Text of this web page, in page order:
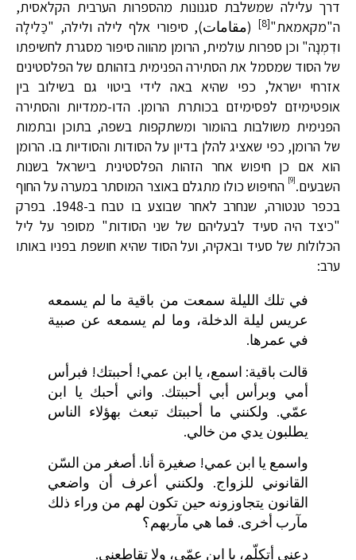
דרך עלילה שמשלבת סגנונות מהספרות הערבית הקלאסית,
ה"מקאמאת"[8]
(مقامات), סיפורי אלף לילה ולילה, "כַּלילָה
ודִמְנָה" וכן ספרות עולמית, הרומן מהווה סיפור מסגרת לחשיפתו
של הסוד שמסמל את הסתירה הפנימית בזהותם של הפלסטינים
אזרחי ישראל, כפי שהיא באה לידי ביטוי גם בשילוב בין
אופטימיזם לפסימיזם בכותרת הרומן. הדו-ממדיות והסתירה
הפנימית משולבות בהומור ומשתקפות בשפה, בתוכן ובתמות
של הרומן, כפי שאציג להלן בדיון על הסודות והסודיות בו. הרומן
הוא אם כן חיפוש אחר הזהות הפלסטינית בישראל בשנות
השבעים.[9]
החיפוש כולו מתגלם באוצר המוסתר במערה על החוף
בכפר טנטורה, שנחרב לאחר שבוצע בו טבח ב-1948. בפרק
"כיצד היה סעיד לבעליהם של שני הסודות" מסופר על ליל
הכלולות של סעיד ובאקיה, ועל הסוד שהיא חושפת בפניו באותו
ערב:
في تلك الليلة سمعت من باقية ما لم يسمعه
عريس ليلة الدخلة، وما لم يسمعه عن صبية
في عمرها.
قالت باقية: اسمع، يا ابن عمي! أحببتك! فبرأس
أمي وبرأس أبي أحببتك. واني أحبك يا ابن
عمّي. ولكنني ما أحببتك تبعث بهؤلاء الناس
يطلبون يدي من خالي.
واسمع يا ابن عمي! صغيرة أنا. أصغر من السّن
القانوني للزواج. ولكنني أعرف أن واضعي
القانون يتجاوزونه حين تكون لهم من وراء ذلك
مآرب أخرى. فما هي مآربهم؟
دعني أتكلّم، يا ابن عمّي، ولا تقاطعني.